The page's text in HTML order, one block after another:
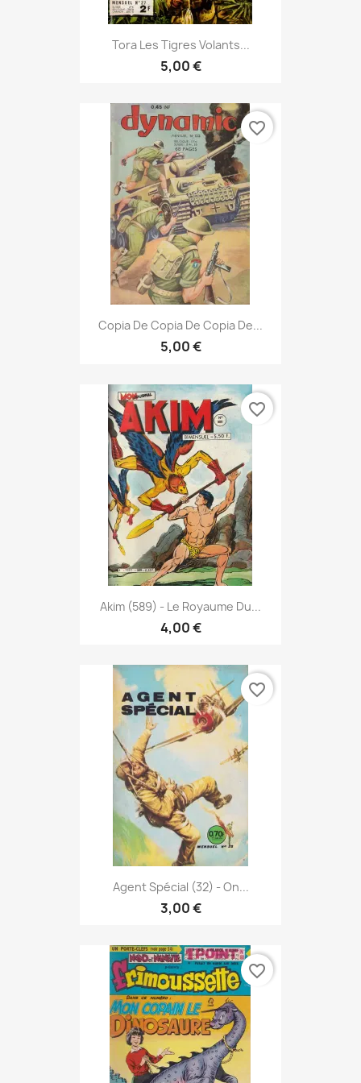
Tora Les Tigres Volants...
5,00 €
Copia De Copia De Copia De...
5,00 €
favorite_border
Akim (589) - Le Royaume Du...
4,00 €
favorite_border
Agent Spécial (32) - On...
3,00 €
favorite_border
favorite_border